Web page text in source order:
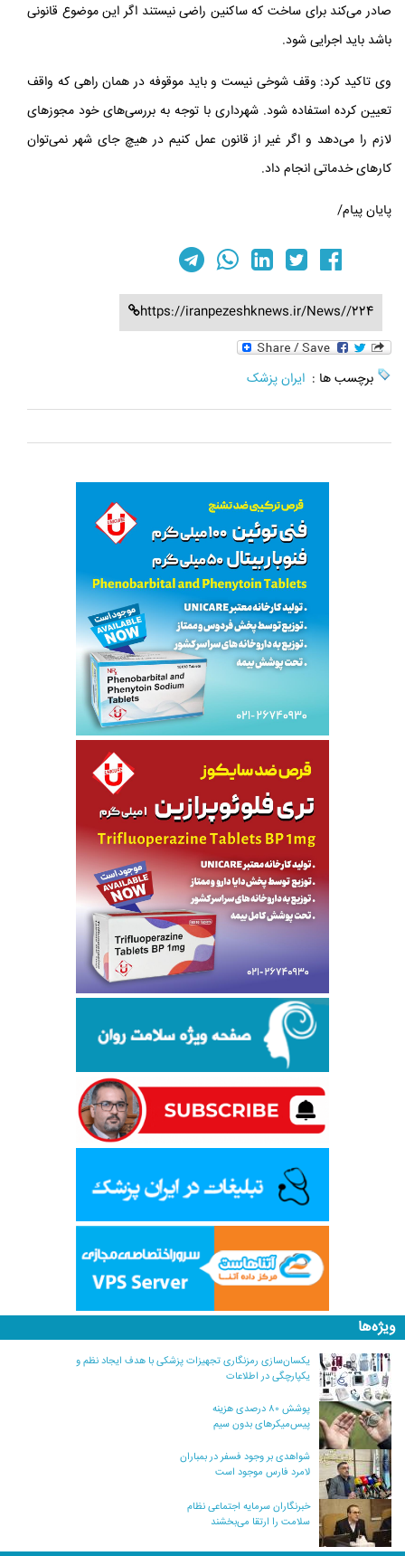
صادر می‌کند برای ساخت که ساکنین راضی نیستند اگر این موضوع قانونی
باشد باید اجرایی شود.
وی تاکید کرد: وقف شوخی نیست و باید موقوفه در همان راهی که واقف
تعیین کرده استفاده شود. شهرداری با توجه به بررسی‌های خود مجوزهای
لازم را می‌دهد و اگر غیر از قانون عمل کنیم در هیچ جای شهر نمی‌توان
کارهای خدماتی انجام داد.
پایان پیام/
https://iranpezeshknews.ir/News//224
برچسب ها : ایران پزشک
ویژه‌ها
یکسان‌سازی رمزنگاری تجهیزات پزشکی با هدف ایجاد نظم و
یکپارچگی در اطلاعات
پوشش ۸۰ درصدی هزینه
پیس‌میکرهای بدون سیم
شواهدی بر وجود فسفر در بمباران
لامرد فارس موجود است
خبرنگاران سرمایه اجتماعی نظام
سلامت را ارتقا می‌بخشند